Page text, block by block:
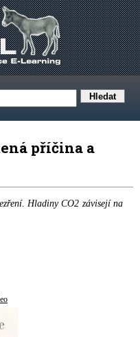
příčina a
Hladiny CO2 závisejí na